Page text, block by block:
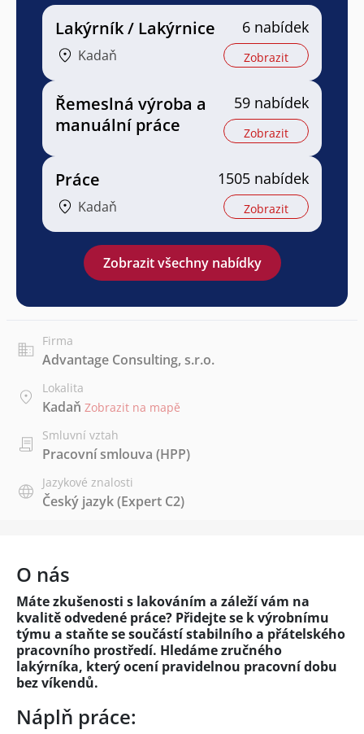
Lakýrník / Lakýrnice
Kadaň
6 nabídek
Zobrazit
Řemeslná výroba a
manuální práce
59 nabídek
Zobrazit
Práce
Kadaň
1505 nabídek
Zobrazit
Zobrazit všechny nabídky
Firma
Advantage Consulting, s.r.o.
Lokalita
Kadaň Zobrazit na mapě
Smluvní vztah
Pracovní smlouva (HPP)
Jazykové znalosti
Český jazyk(Expert C2)
O nás
Máte zkušenosti s lakováním a záleží vám na
kvalitě odvedené práce? Přidejte se k výrobnímu
týmu a staňte se součástí stabilního a přátelského
pracovního prostředí. Hledáme zručného
lakýrníka, který ocení pravidelnou pracovní dobu
bez víkendů.
Náplň práce: